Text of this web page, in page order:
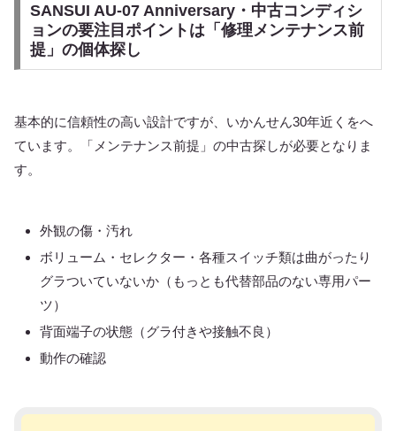
SANSUI AU-07 Anniversary・中古コンディシ
ョンの要注目ポイントは「修理メンテナンス前
提」の個体探し
基本的に信頼性の高い設計ですが、いかんせん30年近くをへ
ています。「メンテナンス前提」の中古探しが必要となりま
す。
外観の傷・汚れ
ボリューム・セレクター・各種スイッチ類は曲がったり
グラついていないか（もっとも代替部品のない専用パー
ツ）
背面端子の状態（グラ付きや接触不良）
動作の確認